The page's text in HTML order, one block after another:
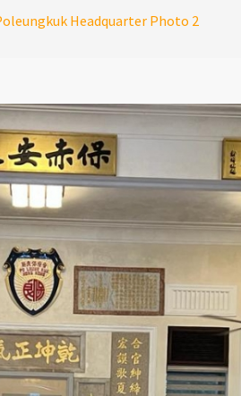
Headquarter Photo 2